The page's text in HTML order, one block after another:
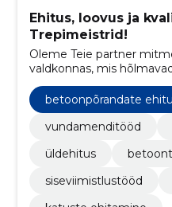
Ehitus, loovus ja
Trepimeistrid!
Oleme Teie partner
valdkonnas, mis
vundamentide,
betoonaedade rajamist.
betoonpõrandate
vundamenditööd
üldehitus
siseviimistlustööd